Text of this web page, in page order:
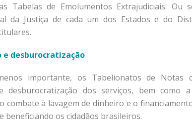
Tabelas de Emolumentos Extrajudiciais. Ou
da Justiça de cada um dos Estados e do
e desburocratização
importante, os Tabelionatos de Notas
e desburocratização dos serviços, bem como
combate à lavagem de dinheiro e o
beneficiando os cidadãos brasileiros.